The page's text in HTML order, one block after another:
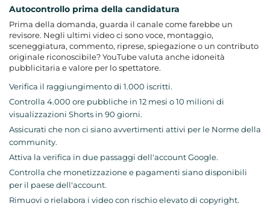
Autocontrollo prima della candidatura
Prima della domanda, guarda il canale come farebbe un
revisore. Negli ultimi video ci sono voce, montaggio,
sceneggiatura, commento, riprese, spiegazione o un contributo
originale riconoscibile? YouTube valuta anche idoneità
pubblicitaria e valore per lo spettatore.
Verifica il raggiungimento di 1.000 iscritti.
Controlla 4.000 ore pubbliche in 12 mesi o 10 milioni di
visualizzazioni Shorts in 90 giorni.
Assicurati che non ci siano avvertimenti attivi per le Norme della
community.
Attiva la verifica in due passaggi dell'account Google.
Controlla che monetizzazione e pagamenti siano disponibili
per il paese dell'account.
Rimuovi o rielabora i video con rischio elevato di copyright.